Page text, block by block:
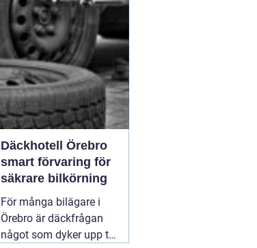
bilen ska hålla över tid
och vara säker för både
förare och passagerare
behövs regelbu...
Däckhotell Örebro
smart förvaring för
säkrare bilkörning
För många bilägare i
Örebro är däckfrågan
något som dyker upp två